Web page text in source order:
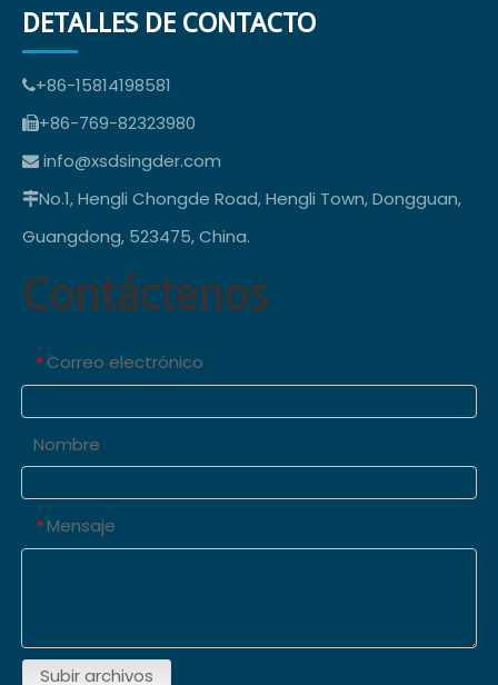
DETALLES DE CONTACTO
+86-15814198581
+86-769-82323980
 info@xsdsingder.com
No.1, Hengli Chongde Road, Hengli Town, Dongguan,
Guangdong, 523475, China.
Contáctenos
* Correo electrónico
Nombre
* Mensaje
Subir archivos